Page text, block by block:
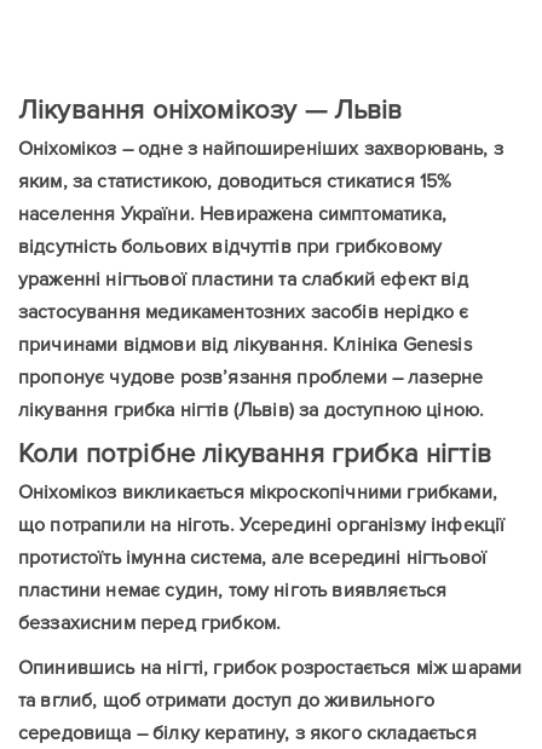
Лікування оніхомікозу — Львів
Оніхомікоз – одне з найпоширеніших захворювань, з
яким, за статистикою, доводиться стикатися 15%
населення України. Невиражена симптоматика,
відсутність больових відчуттів при грибковому
ураженні нігтьової пластини та слабкий ефект від
застосування медикаментозних засобів нерідко є
причинами відмови від лікування. Клініка Genesis
пропонує чудове розв’язання проблеми – лазерне
лікування грибка нігтів (Львів) за доступною ціною.
Коли потрібне лікування грибка нігтів
Оніхомікоз викликається мікроскопічними грибками,
що потрапили на ніготь. Усередині організму інфекції
протистоїть імунна система, але всередині нігтьової
пластини немає судин, тому ніготь виявляється
беззахисним перед грибком.
Опинившись на нігті, грибок розростається між шарами
та вглиб, щоб отримати доступ до живильного
середовища – білку кератину, з якого складається